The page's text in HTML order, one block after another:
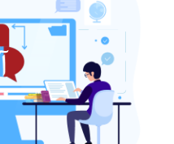
معادل انگلیسی انشاء
حقوق
انشاء قانون